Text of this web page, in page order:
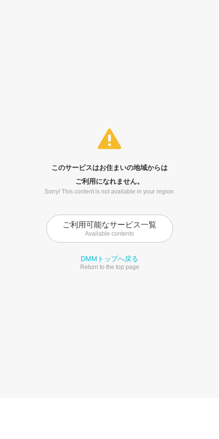
このサービスはお住まいの地域からは
ご利用になれません。
Sorry! This content is not available in your region.
ご利用可能なサービス一覧
Available contents
DMMトップへ戻る
Return to the top page